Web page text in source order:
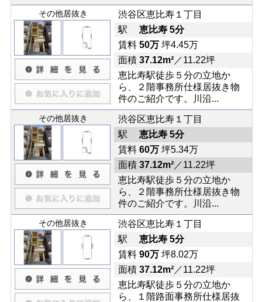
その他居抜き
渋谷区恵比寿１丁目
駅 恵比寿 5分
賃料 50万坪4.45万
面積 37.12m²／11.22坪
恵比寿駅徒歩５分の立地か
ら、２階事務所仕様居抜き物
件のご紹介です。川沿...
その他居抜き
渋谷区恵比寿１丁目
駅 恵比寿 5分
賃料 60万坪5.34万
面積 37.12m²／11.22坪
恵比寿駅徒歩５分の立地か
ら、２階事務所仕様居抜き物
件のご紹介です。川沿...
その他居抜き
渋谷区恵比寿１丁目
駅 恵比寿 5分
賃料 90万坪8.02万
面積 37.12m²／11.22坪
恵比寿駅徒歩５分の立地か
ら、１階路面事務所仕様居抜